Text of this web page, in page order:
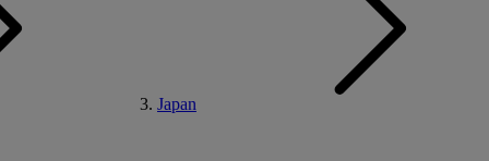
Japan